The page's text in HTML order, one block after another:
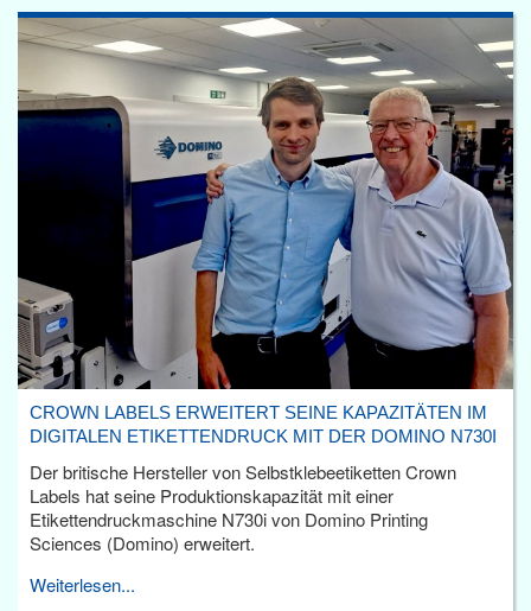
CROWN LABELS ERWEITERT SEINE KAPAZITÄTEN IM
DIGITALEN ETIKETTENDRUCK MIT DER DOMINO N730I
Der britische Hersteller von Selbstklebeetiketten Crown
Labels hat seine Produktionskapazität mit einer
Etikettendruckmaschine N730i von Domino Printing
Sciences (Domino) erweitert.
Weiterlesen...